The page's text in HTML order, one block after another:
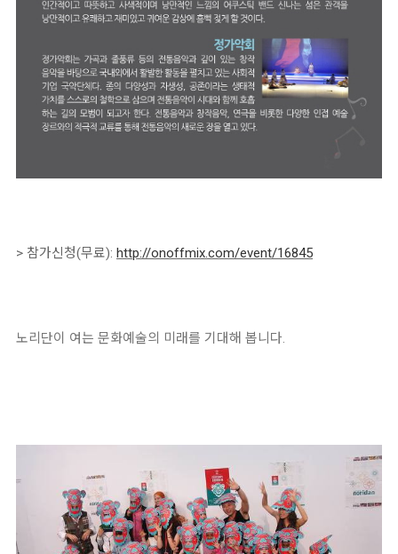
> 참가신청(무료): http://onoffmix.com/event/16845
노리단이 여는 문화예술의 미래를 기대해 봅니다.